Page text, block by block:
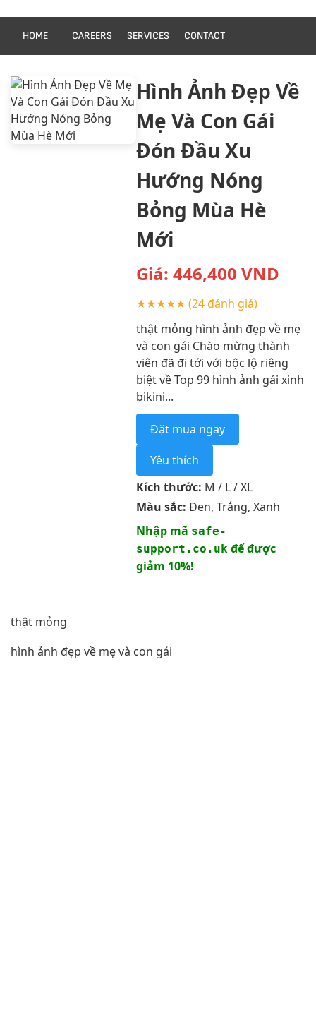
HOME CAREERS SERVICES CONTACT
Hình Ảnh Đẹp Về
Mẹ Và Con Gái
Đón Đầu Xu
Hướng Nóng
Bỏng Mùa Hè
Mới
Giá: 446,400 VND
★★★★★ (24 đánh giá)
thật mỏng hình ảnh đẹp về mẹ
và con gái Chào mừng thành
viên đã đi tới với bộc lộ riêng
biệt về Top 99 hình ảnh gái xinh
bikini...
Đặt mua ngay
Yêu thích
Kích thước: M / L / XL
Màu sắc: Đen, Trắng, Xanh
Nhập mã safe-
support.co.ukđể được
giảm 10%!
thật mỏng
hình ảnh đẹp về mẹ và con gái